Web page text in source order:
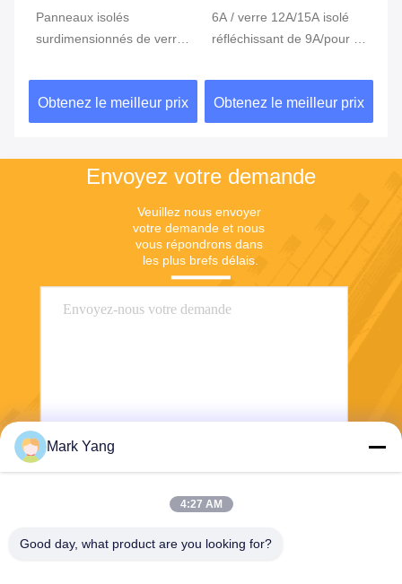
Panneaux isolés
surdimensionnés de verre
le verre avant de magasin
Obtenez le meilleur prix
6A / verre 12A/15A isolé
réfléchissant de 9A/pour le
Obtenez le meilleur prix
Envoyez votre demande
Veuillez nous envoyer
votre demande et nous
vous répondrons dans
les plus brefs délais.
Envoyer
Mark Yang
4:27 AM
Good day, what product are you looking for?